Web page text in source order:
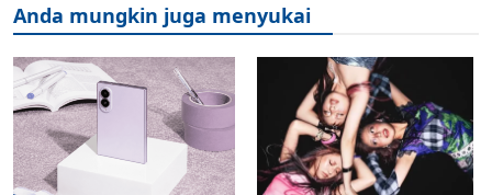
Anda mungkin juga menyukai